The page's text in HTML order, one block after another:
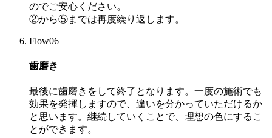
のでご安心ください。
②から⑤までは再度繰り返します。
Flow06
歯磨き
最後に歯磨きをして終了となります。一度の施術でも
効果を発揮しますので、違いを分かっていただけるか
と思います。継続していくことで、理想の色にするこ
とができます。